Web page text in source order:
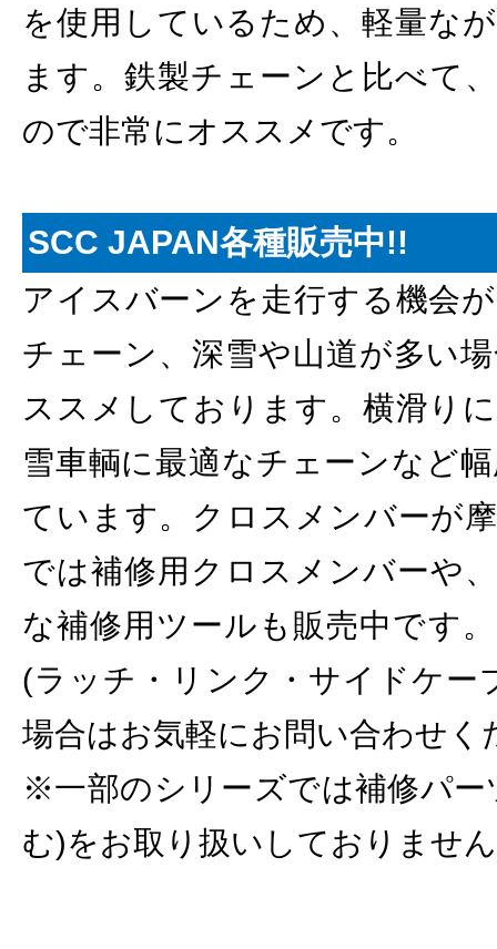
を使用しているため、軽量な
ます。鉄製チェーンと比べて
ので非常にオススメです。
SCC JAPAN各種販売中!!
アイスバーンを走行する機会
チェーン、深雪や山道が多い
ススメしております。横滑り
雪車輌に最適なチェーンなど
ています。クロスメンバーが
では補修用クロスメンバーや
な補修用ツールも販売中です
(ラッチ・リンク・サイドケー
場合はお気軽にお問い合わせく
※一部のシリーズでは補修パ
む)をお取り扱いしておりませ